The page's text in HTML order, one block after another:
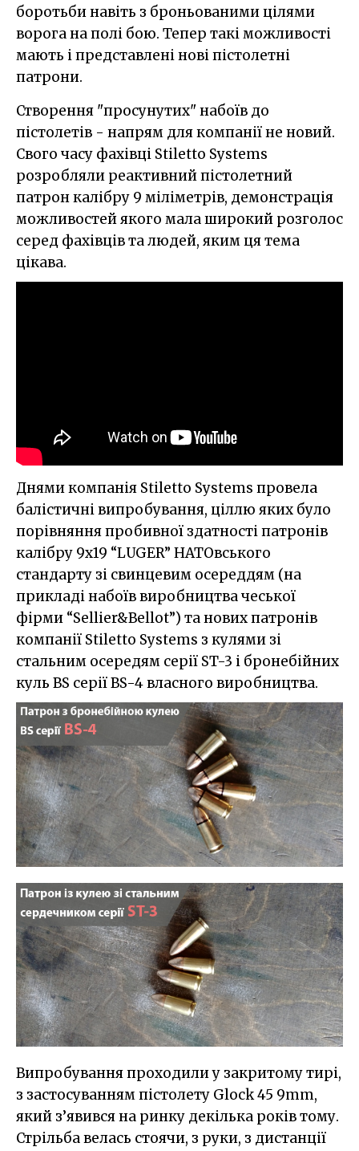
боротьби навіть з броньованими цілями
ворога на полі бою. Тепер такі можливості
мають і представлені нові пістолетні
патрони.
Створення "просунутих" набоїв до
пістолетів - напрям для компанії не новий.
Свого часу фахівці Stiletto Systems
розробляли реактивний пістолетний
патрон калібру 9 міліметрів, демонстрація
можливостей якого мала широкий розголос
серед фахівців та людей, яким ця тема
цікава.
Днями компанія Stiletto Systems провела
балістичні випробування, ціллю яких було
порівняння пробивної здатності патронів
калібру 9x19 “LUGER” НАТОвського
стандарту зі свинцевим осереддям (на
прикладі набоїв виробництва чеської
фірми “Sellier&Bellot”) та нових патронів
компанії Stiletto Systems з кулями зі
стальним осередям серії ST-3 і бронебійних
куль BS серії BS-4 власного виробництва.
Випробування проходили у закритому тирі,
з застосуванням пістолету Glock 45 9mm,
який з’явився на ринку декілька років тому.
Стрільба велась стоячи, з руки, з дистанції